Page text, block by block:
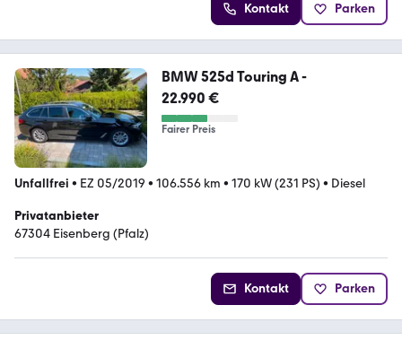
Kontakt Parken
BMW 525d Touring A -
22.990 €
Fairer Preis
Unfallfrei • EZ 05/2019 • 106.556 km • 170 kW (231 PS) • Diesel
Privatanbieter
67304 Eisenberg (Pfalz)
Kontakt Parken